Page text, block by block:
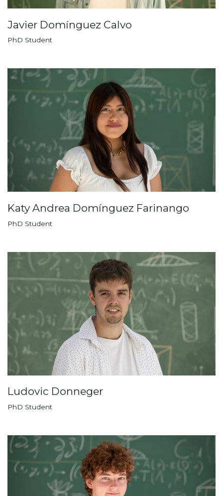
Javier Domínguez Calvo
PhD Student
Katy Andrea Domínguez Farinango
PhD Student
Ludovic Donneger
PhD Student